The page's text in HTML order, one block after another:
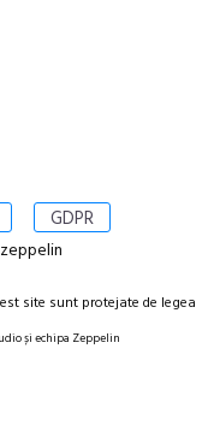
GDPR
site sunt protejate de legea
și echipa Zeppelin